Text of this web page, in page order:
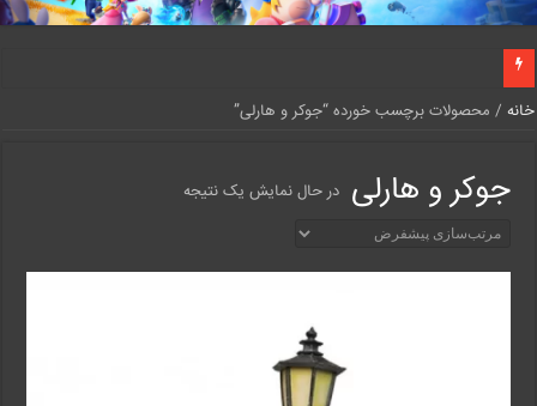
خانه / محصولات برچسب خورده “جوکر و هارلی”
جوکر و هارلی در حال نمایش یک نتیجه